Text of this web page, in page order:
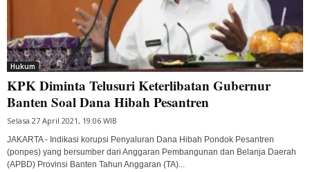
Hukum
KPK Diminta Telusuri Keterlibatan Gubernur
Banten Soal Dana Hibah Pesantren
Selasa 27 April 2021, 19:06 WIB
JAKARTA - Indikasi korupsi Penyaluran Dana Hibah Pondok Pesantren
(ponpes) yang bersumber dari Anggaran Pembangunan dan Belanja Daerah
(APBD) Provinsi Banten Tahun Anggaran (TA)...